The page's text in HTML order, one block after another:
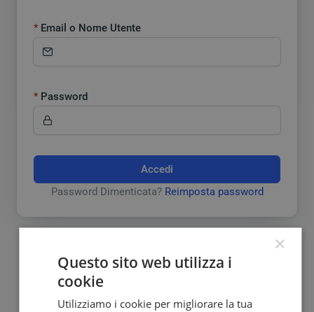
Email o Nome Utente
Password
Accedi
Password Dimenticata? Reimposta password
×
Questo sito web utilizza i
cookie
Utilizziamo i cookie per migliorare la tua